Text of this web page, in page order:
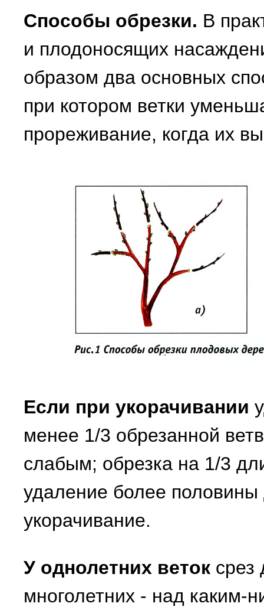
Способы обрезки. В
и плодоносящих
образом два основных
при котором ветки
прореживание, когда их
Если при укорачивании
менее 1/3 обрезанной
слабым; обрезка на 1/3
удаление более
укорачивание.
У однолетних веток срез
многолетних - над каким-